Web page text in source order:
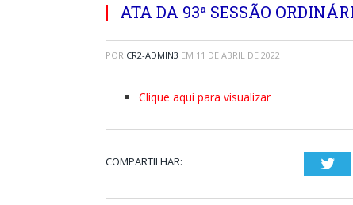
ATA DA 93ª SESSÃO
POR CR2-ADMIN3 EM 11 DE ABRIL DE 2022
Clique aqui para visualizar
COMPARTILHAR: